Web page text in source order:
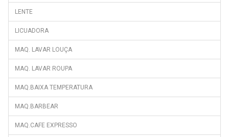
DUBAI
EFS-0512I/A
EFT1432 ST/WH
FG260
FG2P250
FG2P280
FGK24ENH
LENTE
LICUADORA
MAQ. LAVAR LOUÇA
MAQ. LAVAR ROUPA
MAQ.BAIXA TEMPERATURA
MAQ.BARBEAR
MAQ.CAFE EXPRESSO